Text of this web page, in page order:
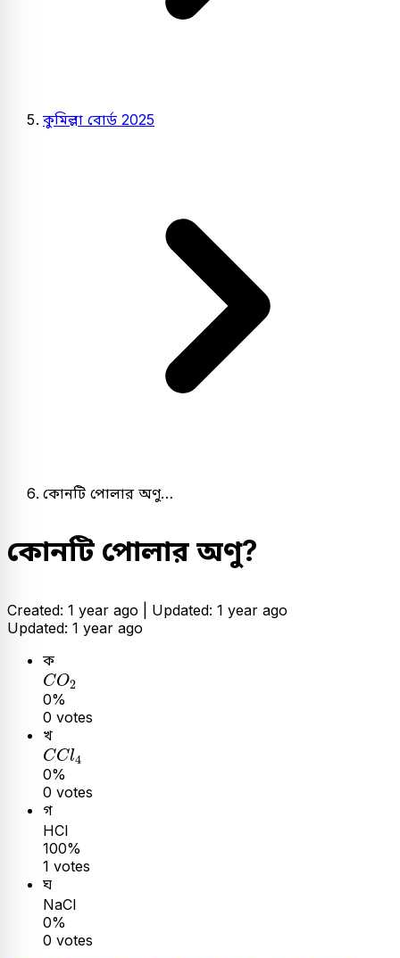
কুমিল্লা বোর্ড 2025
কোনটি পোলার অণু…
কোনটি পোলার অণু?
Created: 1 year ago | Updated: 1 year ago
Updated: 1 year ago
ক
CO2
CO2
0%
0 votes
খ
CCl4
CCl4
0%
0 votes
গ
HCI
100%
1 votes
ঘ
NaCl
0%
0 votes